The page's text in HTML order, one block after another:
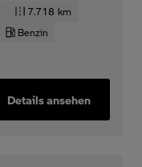
7.718 km
Benzin
Details ansehen